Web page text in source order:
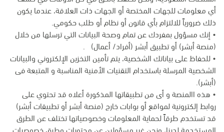
أي معلومات للجهات المختصة أو الجهات ذات العلاقة، عندما يكون
ذلك ضرورياً للالتزام بأي قانون أو نظام أو طلب حكومي.
• إنك مسؤول بمفردك عن تمام وصحة البيانات التي ترسلها من خلال
(منصة أبشر) أو تطبيق أبشر (أفراد/ أعمال) .
• للحفاظ على بياناتك الشخصية، يتم تأمين التخزين الإلكتروني والبيانات
الشخصية المرسلة باستخدام التقنيات الأمنية المناسبة و المتبعة فى
(أبشر).
• هذه االمنصة و أى من تطبيقاتها المذكورة أعلاه قد تحتوي على
روابط إلكترونية لمواقع أو بوابات خارج (منصة أبشر أو تطبيقات أبشر)
قد تستخدم طرقاً لحماية المعلومات وخصوصياتها تختلف عن الطرق
المستخدمة لدينا، ونحن غير مسؤولين عن محتويات وطرق خصوصيات